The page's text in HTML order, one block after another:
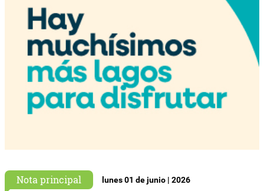
Nota principal lunes 01 de junio | 2026